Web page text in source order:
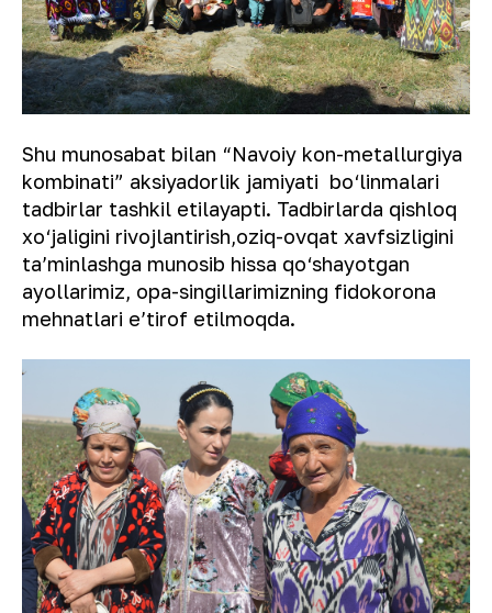
Shu munosabat bilan “Navoiy kon-metallurgiya
kombinati” aksiyadorlik jamiyati bo‘linmalari
tadbirlar tashkil etilayapti. Tadbirlarda qishloq
xo‘jaligini rivojlantirish,oziq-ovqat xavfsizligini
taʼminlashga munosib hissa qo‘shayotgan
ayollarimiz, opa-singillarimizning fidokorona
mehnatlari eʼtirof etilmoqda.